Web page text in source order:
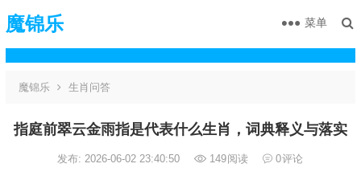
魔锦乐 菜单
魔锦乐 生肖问答
指庭前翠云金雨指是代表什么生肖，词典释义与落实
发布: 2026-06-02 23:40:50 149阅读 0评论